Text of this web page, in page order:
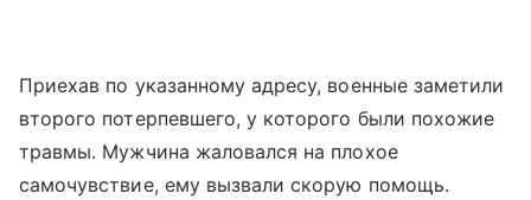
Приехав по указанному адресу, военные заметили
второго потерпевшего, у которого были похожие
травмы. Мужчина жаловался на плохое
самочувствие, ему вызвали скорую помощь.